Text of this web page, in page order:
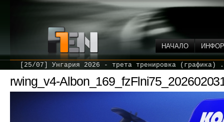
НАЧАЛО
[25/07] Унгария 2026 - трета тренировка
rwing_v4-